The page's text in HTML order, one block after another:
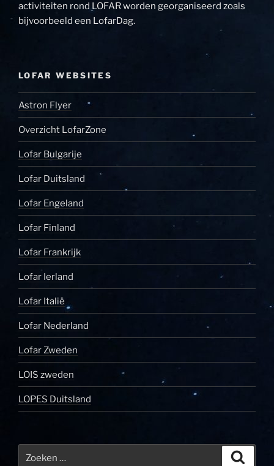
activiteiten rond LOFAR worden georganiseerd zoals
bijvoorbeeld een LofarDag.
LOFAR WEBSITES
Astron Flyer
Overzicht LofarZone
Lofar Bulgarije
Lofar Duitsland
Lofar Engeland
Lofar Finland
Lofar Frankrijk
Lofar Ierland
Lofar Italië
Lofar Nederland
Lofar Zweden
LOIS zweden
LOPES Duitsland